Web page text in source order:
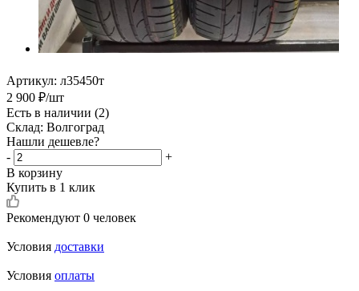
Артикул: л35450т
2 900 ₽/шт
Есть в наличии (2)
Склад: Волгоград
Нашли дешевле?
-
+
В корзину
Купить в 1 клик
Рекомендуют 0 человек
Условия доставки
Условия оплаты